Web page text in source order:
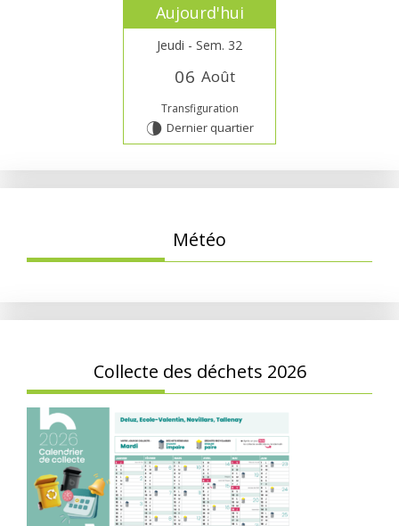
Aujourd'hui
Jeudi - Sem. 32
06 Août
Transfiguration
U Dernier quartier
Météo
Collecte des déchets 2026